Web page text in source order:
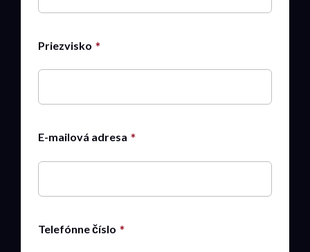
Priezvisko
E-mailová adresa
Telefónne číslo